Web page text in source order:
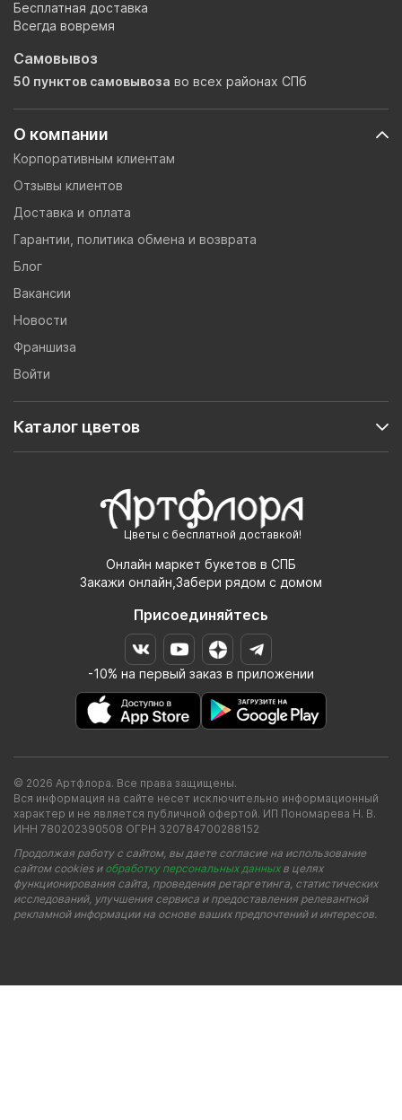
Цветы с бесплатной доставкой!
Онлайн маркет букетов в СПБ
Закажи онлайн,Забери рядом с домом
Присоединяйтесь
-10% на первый заказ в приложении
О компании
Корпоративным клиентам
Отзывы клиентов
Доставка и оплата
Гарантии, политика обмена и возврата
Блог
Вакансии
Новости
Франшиза
Войти
Каталог цветов
Бесплатная доставка
Всегда вовремя
Самовывоз
50 пунктов самовывоза во всех районах СПб
© 2026 Артфлора. Все права защищены.
Вся информация на сайте несет исключительно информационный
характер и не является публичной офертой. ИП Пономарева Н. В.
ИНН 780202390508 ОГРН 320784700288152
Продолжая работу с сайтом, вы даете согласие на использование
сайтом cookies и обработку персональных данныхв целях
функционирования сайта, проведения ретаргетинга, статистических
исследований, улучшения сервиса и предоставления релевантной
рекламной информации на основе ваших предпочтений и интересов.